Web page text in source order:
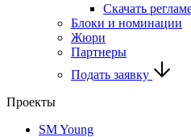
Скачать
Блоки и номинации
Жюри
Партнеры
Подать заявку
Проекты
SM Young